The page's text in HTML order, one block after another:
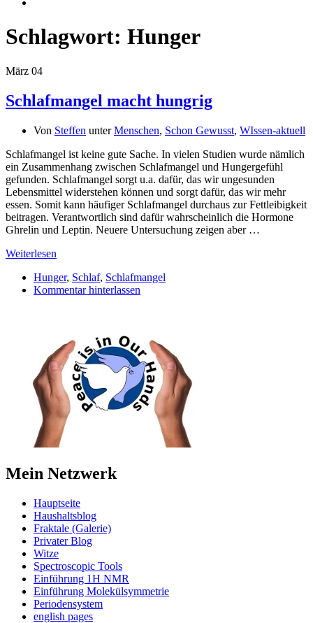
Schlagwort: Hunger
März 04
Schlafmangel macht hungrig
Von Steffen unterMenschen, Schon Gewusst, WIssen-aktuell
Schlafmangel ist keine gute Sache. In vielen Studien wurde nämlich
ein Zusammenhang zwischen Schlafmangel und Hungergefühl
gefunden. Schlafmangel sorgt u.a. dafür, das wir ungesunden
Lebensmittel widerstehen können und sorgt dafür, das wir mehr
essen. Somit kann häufiger Schlafmangel durchaus zur Fettleibigkeit
beitragen. Verantwortlich sind dafür wahrscheinlich die Hormone
Ghrelin und Leptin. Neuere Untersuchung zeigen aber …
Weiterlesen
Hunger, Schlaf, Schlafmangel
Kommentar hinterlassen
Mein Netzwerk
Hauptseite
Haushaltsblog
Fraktale (Galerie)
Privater Blog
Witze
Spectroscopic Tools
Einführung 1H NMR
Einführung Molekülsymmetrie
Periodensystem
english pages